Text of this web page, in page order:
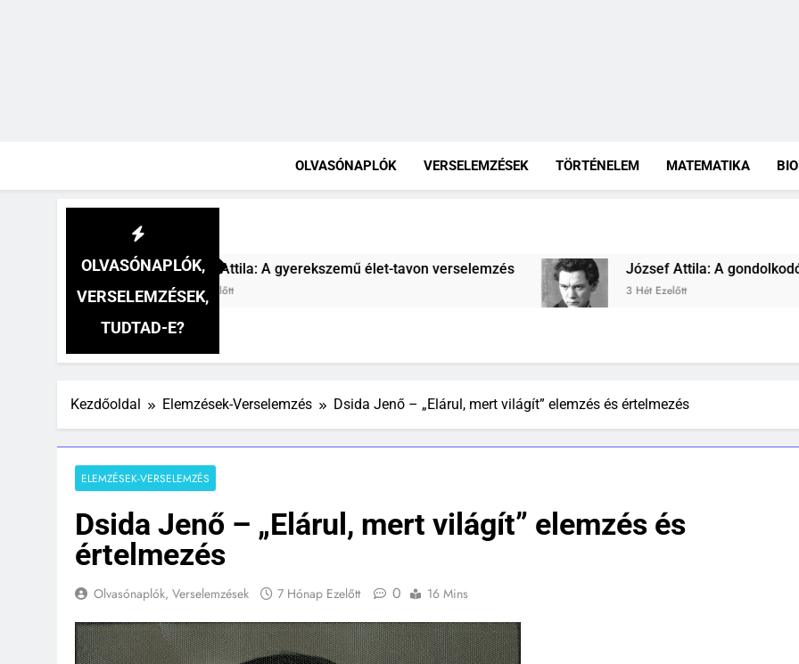
OLVASÓNAPLÓK VERSELEMZÉSEK TÖRTÉNELEM MATEMATIKA
OLVASÓNAPLÓK,
VERSELEMZÉSEK,
TUDTAD-E?
A gyerekszemű élet-tavon verselemzés József Attila: A gondolkodó szonettje verselemzés
Kezdőoldal Elemzések-Verselemzés Dsida Jenő – „Elárul, mert világít” elemzés és értelmezés
ELEMZÉSEK-VERSELEMZÉS
Dsida Jenő – „Elárul, mert világít” elemzés és
értelmezés
Olvasónaplók, Verselemzések 7 Hónap Ezelőtt 0 16 Mins